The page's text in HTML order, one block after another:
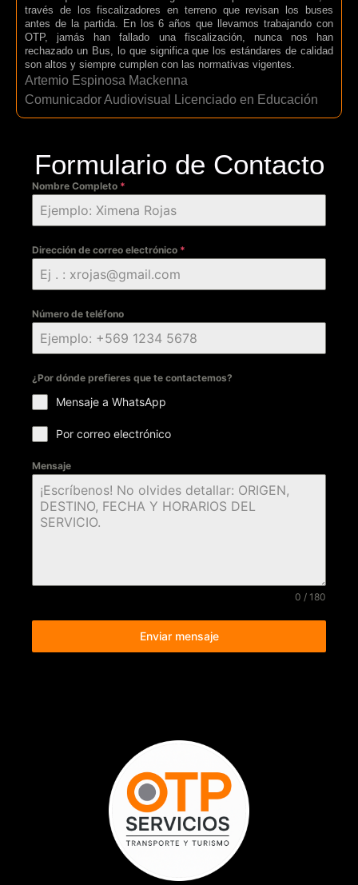
través de los fiscalizadores en terreno que revisan los buses
antes de la partida. En los 6 años que llevamos trabajando con
OTP, jamás han fallado una fiscalización, nunca nos han
rechazado un Bus, lo que significa que los estándares de calidad
son altos y siempre cumplen con las normativas vigentes.
Artemio Espinosa Mackenna
Comunicador Audiovisual Licenciado en Educación
Formulario de Contacto
Nombre Completo *
Dirección de correo electrónico *
Número de teléfono
¿Por dónde prefieres que te contactemos?
Mensaje a WhatsApp
Por correo electrónico
Mensaje
0 / 180
Enviar mensaje